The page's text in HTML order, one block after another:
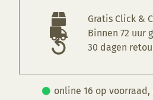
Gratis Click &
Binnen 72 uur
30 dagen
online 16 op